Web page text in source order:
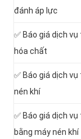
đánh áp lực
✅ Báo giá dịch
hóa chất
✅ Báo giá dịch
nén khí
✅ Báo giá dịch
bằng máy nén khí